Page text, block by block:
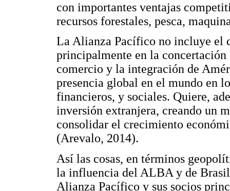
con importantes ventajas
recursos forestales, pesca,
La Alianza Pacífico no incluye el
principalmente en la
comercio y la integración de
presencia global en el mundo en
financieros, y sociales. Quiere,
inversión extranjera, creando un
consolidar el crecimiento
(Arevalo, 2014).
Así las cosas, en términos
la influencia del ALBA y de
Alianza Pacífico y sus socios